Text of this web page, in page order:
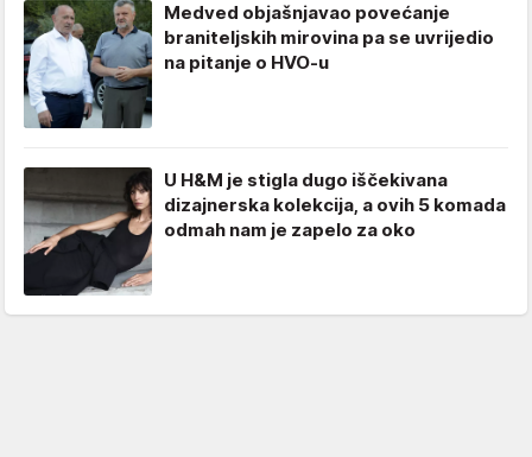
Medved objašnjavao povećanje
braniteljskih mirovina pa se uvrijedio
na pitanje o HVO-u
U H&M je stigla dugo iščekivana
dizajnerska kolekcija, a ovih 5 komada
odmah nam je zapelo za oko